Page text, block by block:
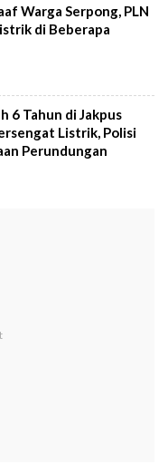
Warga Serpong, PLN
di Beberapa
6 Tahun di Jakpus
Listrik, Polisi
Perundungan